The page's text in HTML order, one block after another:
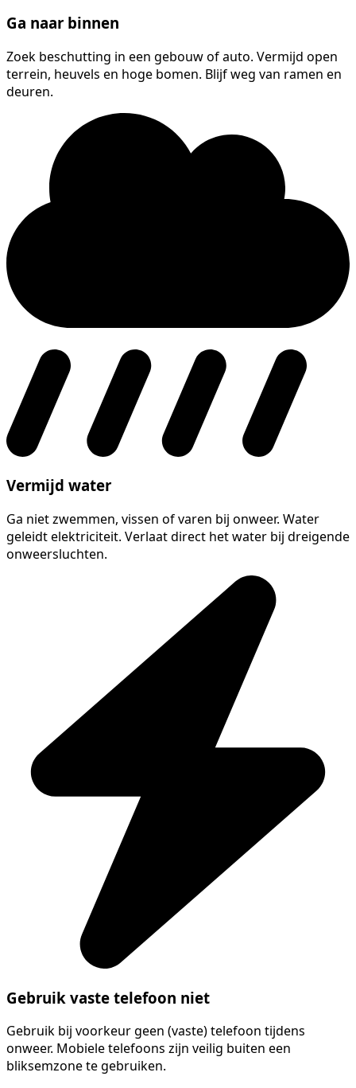
Ga naar binnen
Zoek beschutting in een gebouw of auto. Vermijd open
terrein, heuvels en hoge bomen. Blijf weg van ramen en
deuren.
Vermijd water
Ga niet zwemmen, vissen of varen bij onweer. Water
geleidt elektriciteit. Verlaat direct het water bij dreigende
onweersluchten.
Gebruik vaste telefoon niet
Gebruik bij voorkeur geen (vaste) telefoon tijdens
onweer. Mobiele telefoons zijn veilig buiten een
bliksemzone te gebruiken.